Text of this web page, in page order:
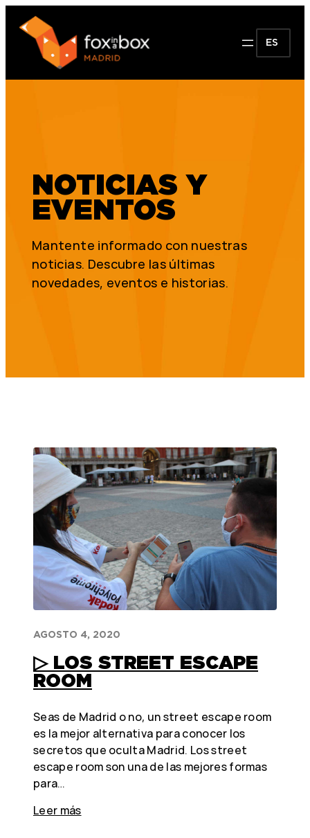
ES
NOTICIAS Y
EVENTOS
Mantente informado con nuestras
noticias. Descubre las últimas
novedades, eventos e historias.
AGOSTO 4, 2020
▷ LOS STREET ESCAPE
ROOM
Seas de Madrid o no, un street escape room
es la mejor alternativa para conocer los
secretos que oculta Madrid. Los street
escape room son una de las mejores formas
para…
Leer más